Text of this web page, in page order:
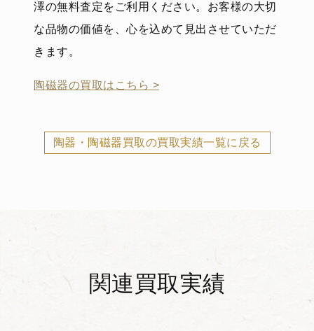
澤の無料査定をご利用ください。お客様の大切
な品物の価値を、心を込めて見出させていただ
きます。
陶磁器の買取はこちら >
陶器・陶磁器買取の買取実績一覧に戻る
関連買取実績